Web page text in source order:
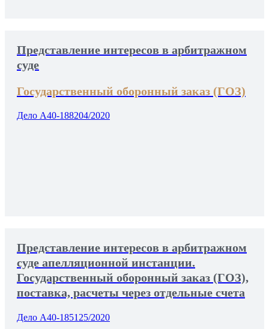
Представление интересов в арбитражном
суде
Государственный оборонный заказ (ГОЗ)
Дело А40-188204/2020
Представление интересов в арбитражном
суде апелляционной инстанции.
Государственный оборонный заказ (ГОЗ),
поставка, расчеты через отдельные счета
Дело А40-185125/2020